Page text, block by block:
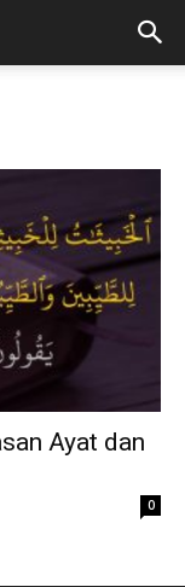
Ayat dan
0